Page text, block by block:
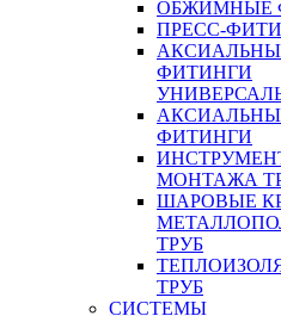
ОБЖИМНЫЕ
ПРЕСС-
ФИТИНГИ
ФИТИНГИ
МОНТАЖА
ШАРОВЫЕ
ТРУБ
ТРУБ
СИСТЕМЫ